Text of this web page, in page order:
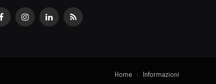
FacebookInstagramLinkedInRSS
Home Informazioni